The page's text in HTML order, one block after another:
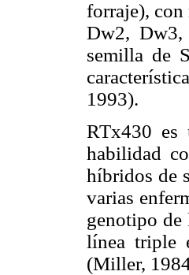
forraje), con
Dw2, Dw3,
semilla de
1993).
RTx430 es
habilidad
híbridos de
varias
genotipo
línea triple
(Miller,